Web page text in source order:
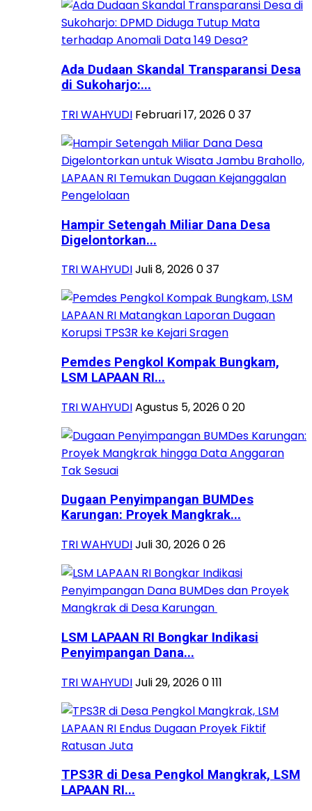
Ada Dudaan Skandal Transparansi Desa
di Sukoharjo:...
TRI WAHYUDI Februari 17, 2026037
Hampir Setengah Miliar Dana Desa
Digelontorkan...
TRI WAHYUDIJuli 8, 2026037
Pemdes Pengkol Kompak Bungkam,
LSM LAPAAN RI...
TRI WAHYUDIAgustus 5, 2026020
Dugaan Penyimpangan BUMDes
Karungan: Proyek Mangkrak...
TRI WAHYUDIJuli 30, 2026026
LSM LAPAAN RI Bongkar Indikasi
Penyimpangan Dana...
TRI WAHYUDIJuli 29, 20260111
TPS3R di Desa Pengkol Mangkrak, LSM
LAPAAN RI...